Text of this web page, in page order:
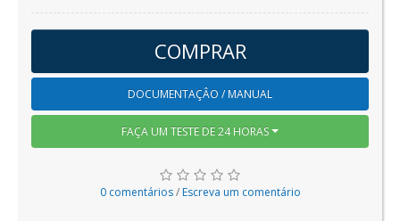
COMPRAR
DOCUMENTAÇÂO / MANUAL
FAÇA UM TESTE DE 24 HORAS
0 comentários/ Escreva um comentário